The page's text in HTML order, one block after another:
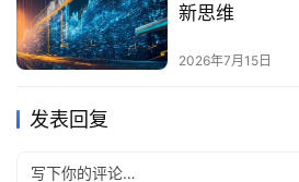
新思维
2026年7月15日
发表回复